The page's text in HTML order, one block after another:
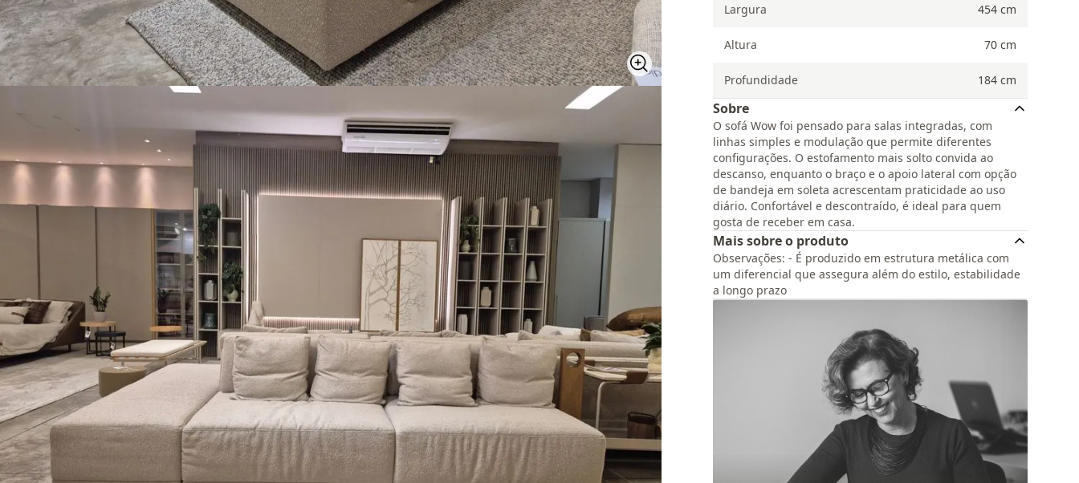
Largura 454 cm
Altura 70 cm
Profundidade 184 cm
Sobre
O sofá Wow foi pensado para salas integradas, com
linhas simples e modulação que permite diferentes
configurações. O estofamento mais solto convida ao
descanso, enquanto o braço e o apoio lateral com opção
de bandeja em soleta acrescentam praticidade ao uso
diário. Confortável e descontraído, é ideal para quem
gosta de receber em casa.
Mais sobre o produto
Observações: - É produzido em estrutura metálica com
um diferencial que assegura além do estilo, estabilidade
a longo prazo